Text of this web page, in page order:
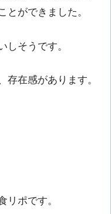
とができました。
しそうです。
存在感があります。
リポです。